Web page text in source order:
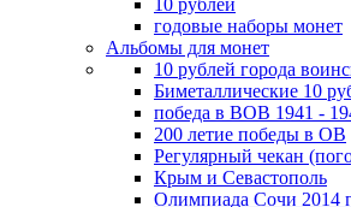
10 рублей
годовые наборы монет
Альбомы для монет
10 рублей города
Биметаллические 10
победа в ВОВ 1941 -
200 летие победы в ОВ
Регулярный чекан
Крым и Севастополь
Олимпиада Сочи 2014